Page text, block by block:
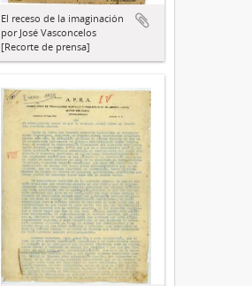
El receso de la imaginación
por José Vasconcelos
[Recorte de prensa]